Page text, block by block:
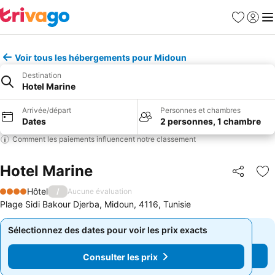
Favoris
Se
Voir tous les hébergements pour Midoun
Destination
Hotel Marine
Arrivée/départ
Dates
Personnes et chambres
2 personnes, 1 chambre
Comment les paiements influencent notre classement
Hotel Marine Partager
4 Étoiles
Hôtel / Aucune évaluation
Plage Sidi Bakour Djerba, Midoun, 4116, Tunisie
Sélectionnez des dates pour voir les prix exacts
Consulter les prix
Sélectionnez des dates pour voir les prix exacts
Consulter les prix